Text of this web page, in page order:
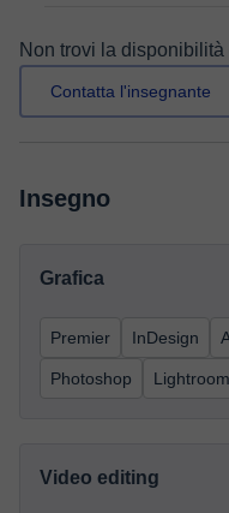
Non trovi la
Contatta l'insegnante
Insegno
Grafica
Premier InDesign
Photoshop Lightroom
Video editing